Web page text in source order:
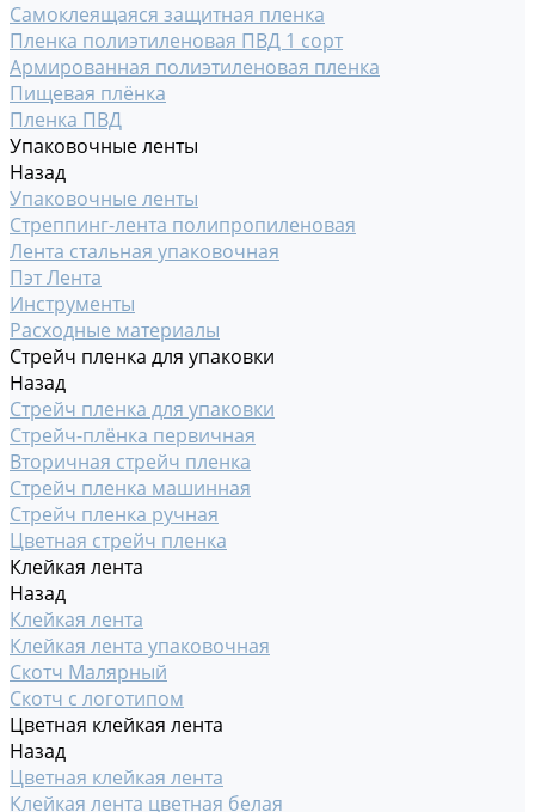
Самоклеящаяся защитная пленка
Пленка полиэтиленовая ПВД 1 сорт
Армированная полиэтиленовая пленка
Пищевая плёнка
Пленка ПВД
Упаковочные ленты
Назад
Упаковочные ленты
Стреппинг-лента полипропиленовая
Лента стальная упаковочная
Пэт Лента
Инструменты
Расходные материалы
Стрейч пленка для упаковки
Назад
Стрейч пленка для упаковки
Стрейч-плёнка первичная
Вторичная стрейч пленка
Стрейч пленка машинная
Стрейч пленка ручная
Цветная стрейч пленка
Клейкая лента
Назад
Клейкая лента
Клейкая лента упаковочная
Скотч Малярный
Скотч с логотипом
Цветная клейкая лента
Назад
Цветная клейкая лента
Клейкая лента цветная белая